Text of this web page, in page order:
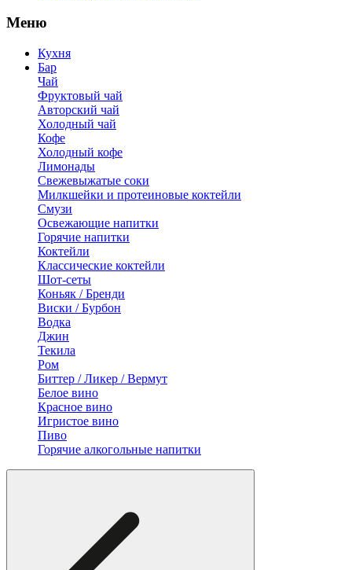
Меню
Кухня
Бар
Чай
Фруктовый чай
Авторский чай
Холодный чай
Кофе
Холодный кофе
Лимонады
Свежевыжатые соки
Милкшейки и протеиновые коктейли
Смузи
Освежающие напитки
Горячие напитки
Коктейли
Классические коктейли
Шот-сеты
Коньяк / Бренди
Виски / Бурбон
Водка
Джин
Текила
Ром
Биттер / Ликер / Вермут
Белое вино
Красное вино
Игристое вино
Пиво
Горячие алкогольные напитки